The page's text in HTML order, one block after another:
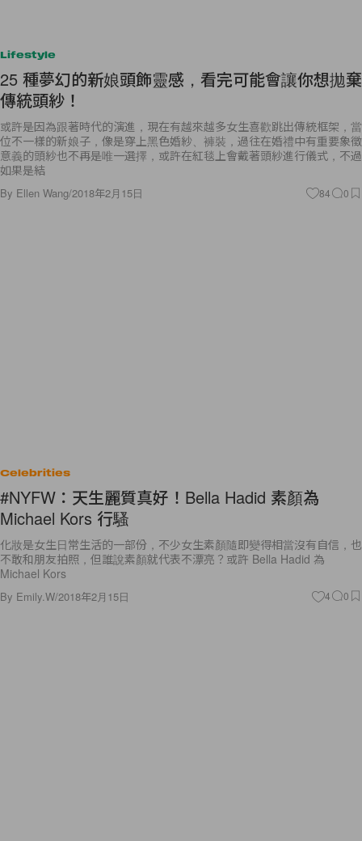
Lifestyle
25 種夢幻的新娘頭飾靈感，看完可能會讓你想拋棄
傳統頭紗！
或許是因為跟著時代的演進，現在有越來越多女生喜歡跳出傳統框架，當
位不一樣的新娘子，像是穿上黑色婚紗、褲裝，過往在婚禮中有重要象徵
意義的頭紗也不再是唯一選擇，或許在紅毯上會戴著頭紗進行儀式，不過
如果是結
By Ellen Wang/2018年2月15日 84 0
Celebrities
#NYFW：天生麗質真好！Bella Hadid 素顏為
Michael Kors 行騷
化妝是女生日常生活的一部份，不少女生素顏隨即變得相當沒有自信，也
不敢和朋友拍照，但誰說素顏就代表不漂亮？或許 Bella Hadid 為
Michael Kors
By Emily.W/2018年2月15日 4 0